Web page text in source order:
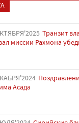
Транзит
миссии Рахмона
Асада